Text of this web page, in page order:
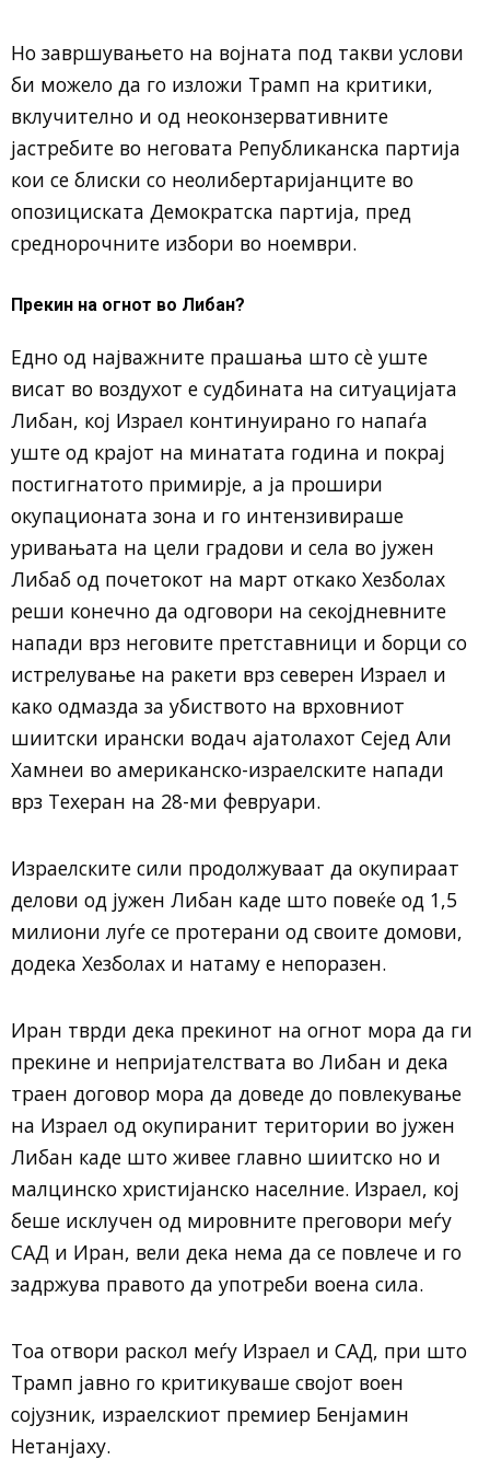
Но завршувањето на војната под такви услови
би можело да го изложи Трамп на критики,
вклучително и од неоконзервативните
јастребите во неговата Републиканска партија
кои се блиски со неолибертаријанците во
опозициската Демократска партија, пред
среднорочните избори во ноември.
Прекин на огнот во Либан?
Едно од најважните прашања што сè уште
висат во воздухот е судбината на ситуацијата
Либан, кој Израел континуирано го напаѓа
уште од крајот на минатата година и покрај
постигнатото примирје, а ја прошири
окупационата зона и го интензивираше
уривањата на цели градови и села во јужен
Либаб од почетокот на март откако Хезболах
реши конечно да одговори на секојдневните
напади врз неговите претставници и борци со
истрелување на ракети врз северен Израел и
како одмазда за убиството на врховниот
шиитски ирански водач ајатолахот Сејед Али
Хамнеи во американско-израелските напади
врз Техеран на 28-ми февруари.
Израелските сили продолжуваат да окупираат
делови од јужен Либан каде што повеќе од 1,5
милиони луѓе се протерани од своите домови,
додека Хезболах и натаму е непоразен.
Иран тврди дека прекинот на огнот мора да ги
прекине и непријателствата во Либан и дека
траен договор мора да доведе до повлекување
на Израел од окупиранит територии во јужен
Либан каде што живее главно шиитско но и
малцинско христијанско населние. Израел, кој
беше исклучен од мировните преговори меѓу
САД и Иран, вели дека нема да се повлече и го
задржува правото да употреби воена сила.
Тоа отвори раскол меѓу Израел и САД, при што
Трамп јавно го критикуваше својот воен
сојузник, израелскиот премиер Бенјамин
Нетанјаху.